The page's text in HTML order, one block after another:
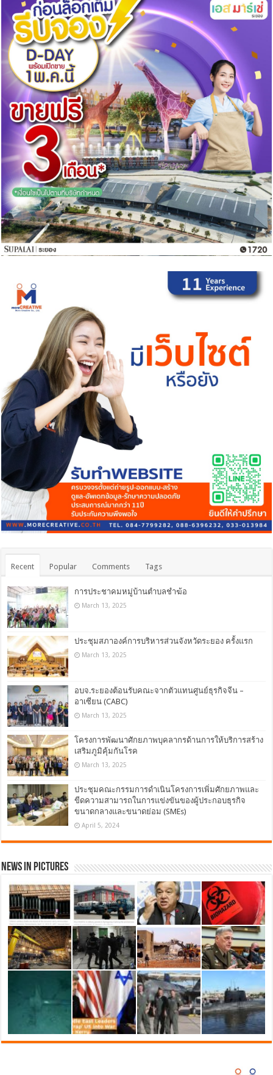
Recent Popular Comments Tags
การประชาคมหมู่บ้านตำบลชำฆ้อ
March 13, 2025
ประชุมสภาองค์การบริหารส่วนจังหวัดระยอง ครั้งแรก
March 13, 2025
อบจ.ระยองต้อนรับคณะจากตัวแทนศูนย์ธุรกิจจีน –
อาเซียน (CABC)
March 13, 2025
โครงการพัฒนาศักยภาพบุคลากรด้านการให้บริการสร้าง
เสริมภูมิคุ้มกันโรค
March 13, 2025
ประชุมคณะกรรมการดำเนินโครงการเพิ่มศักยภาพและ
ขีดความสามารถในการแข่งขันของผู้ประกอบธุรกิจ
ขนาดกลางและขนาดย่อม (SMEs)
April 5, 2024
News in Pictures